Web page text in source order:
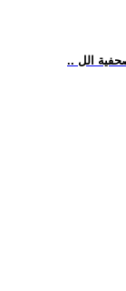
الل